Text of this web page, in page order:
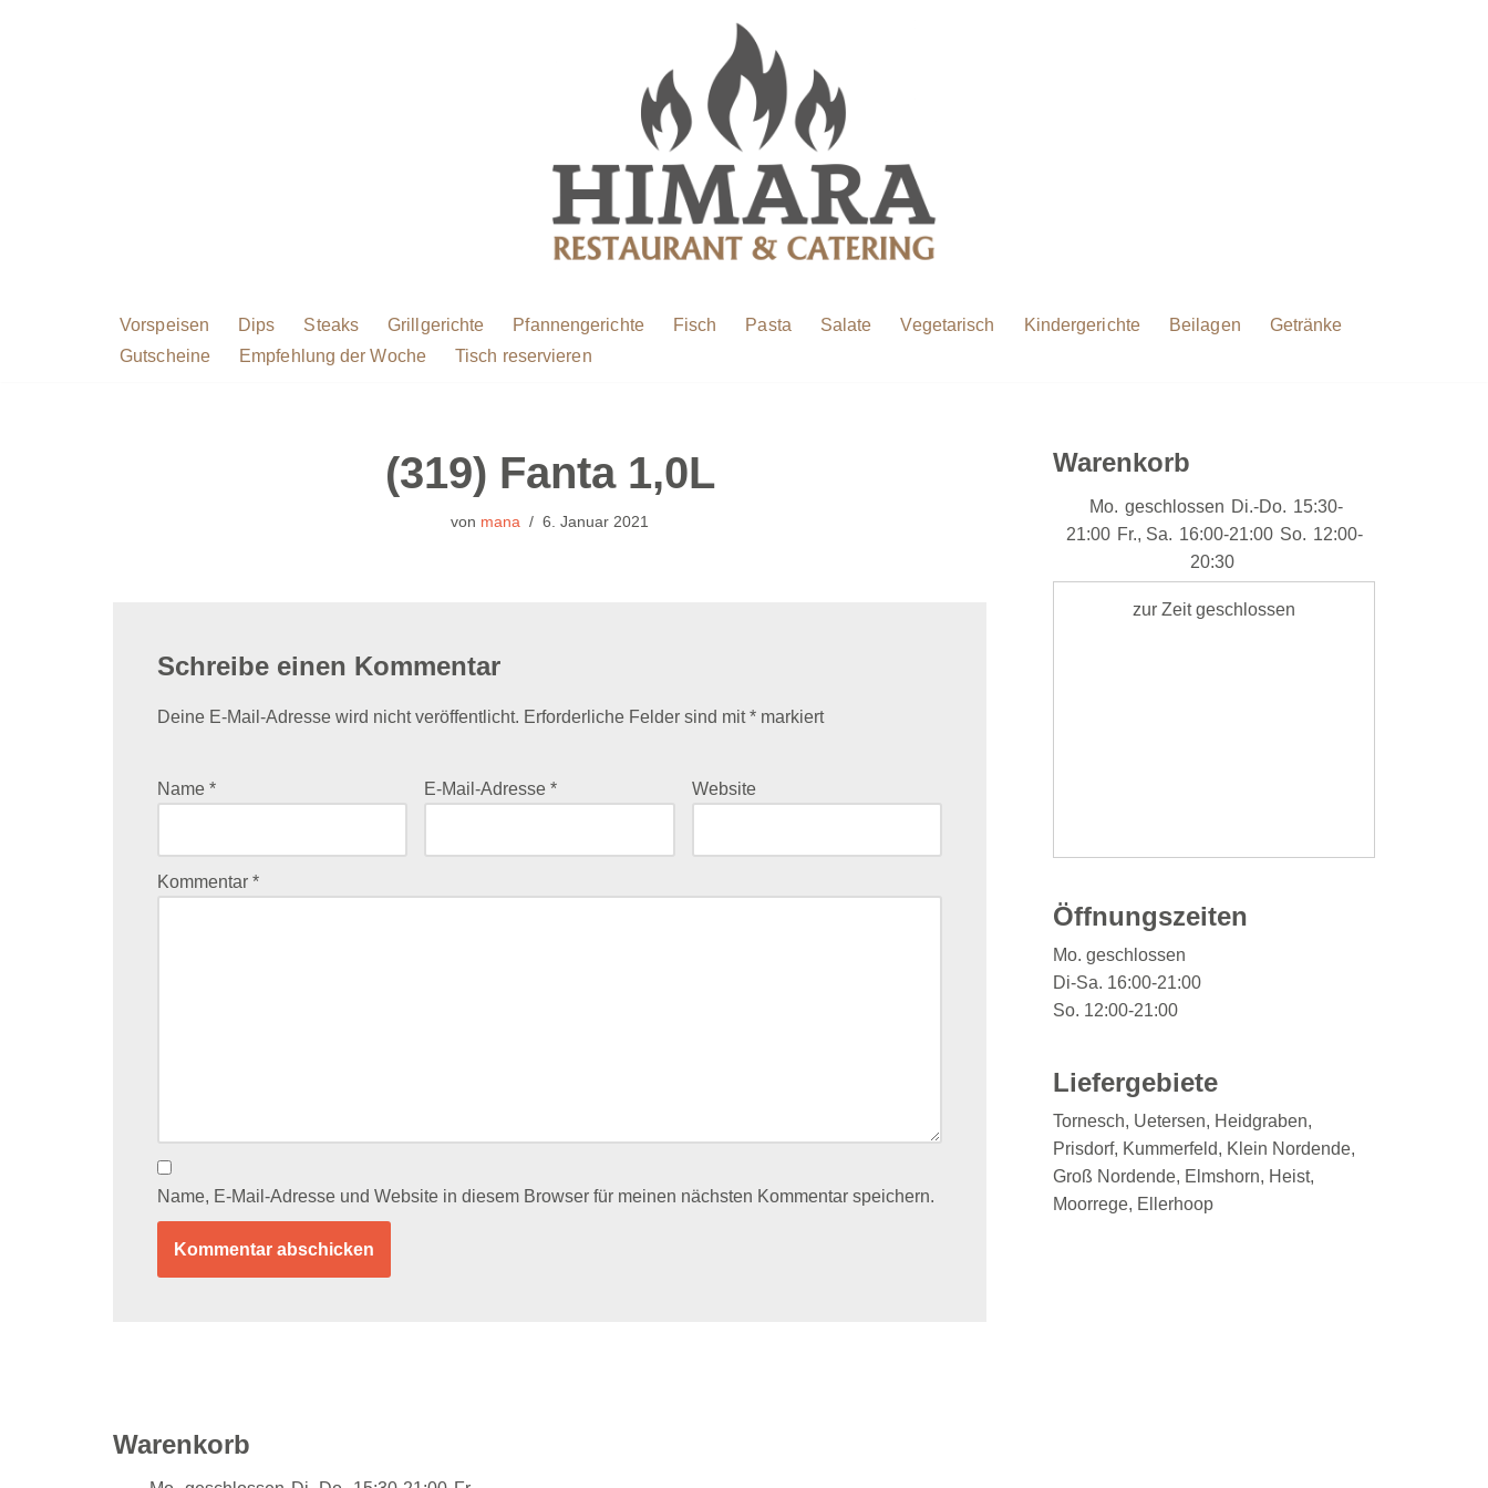
Vorspeisen Dips Steaks Grillgerichte Pfannengerichte Fisch Pasta Salate Vegetarisch Kindergerichte Beilagen
Getränke
Gutscheine
Empfehlung der Woche Tisch reservieren
(319) Fanta 1,0L
von mana 6. Januar 2021
Schreibe einen Kommentar
Deine E-Mail-Adresse wird nicht veröffentlicht. Erforderliche Felder sind mit* markiert
Name * E-Mail-Adresse* Website
Kommentar *
Name, E-Mail-Adresse und Website in diesem Browser für meinen nächsten Kommentar speichern.
Warenkorb
Mo. geschlossen Di.-Do. 15:30-
21:00 Fr., Sa. 16:00-21:00 So. 12:00-
20:30
zur Zeit geschlossen
Öffnungszeiten
Mo. geschlossen
Di-Sa. 16:00-21:00
So. 12:00-21:00
Liefergebiete
Tornesch, Uetersen, Heidgraben,
Prisdorf, Kummerfeld, Klein Nordende,
Groß Nordende, Elmshorn, Heist,
Moorrege, Ellerhoop
Warenkorb